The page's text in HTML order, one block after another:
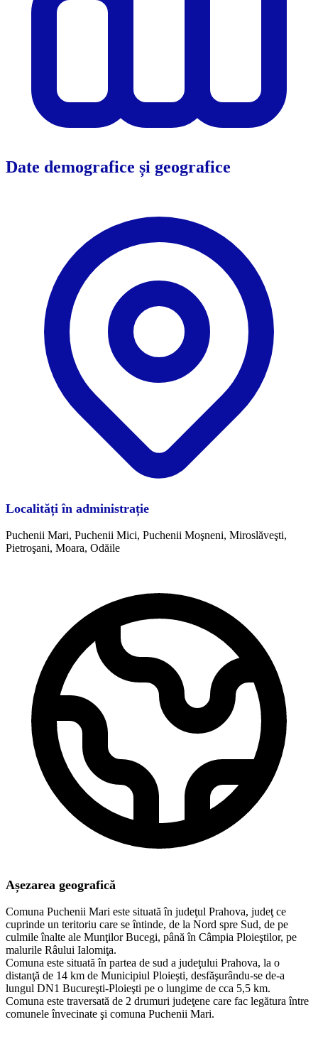
Date demografice și geografice
Localități în administrație
Puchenii Mari, Puchenii Mici, Puchenii Moşneni, Miroslăveşti,
Pietroşani, Moara, Odăile
Așezarea geografică
Comuna Puchenii Mari este situată în judeţul Prahova, judeţ ce
cuprinde un teritoriu care se întinde, de la Nord spre Sud, de pe
culmile înalte ale Munţilor Bucegi, până în Câmpia Ploieştilor, pe
malurile Râului Ialomiţa.
Comuna este situată în partea de sud a judeţului Prahova, la o
distanţă de 14 km de Municipiul Ploieşti, desfăşurându-se de-a
lungul DN1 Bucureşti-Ploieşti pe o lungime de cca 5,5 km.
Comuna este traversată de 2 drumuri judeţene care fac legătura între
comunele învecinate şi comuna Puchenii Mari.